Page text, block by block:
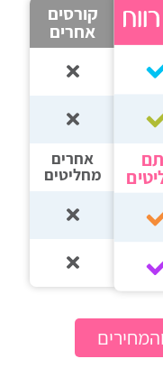
קורסים
אחרים
אחרים
מחליטים